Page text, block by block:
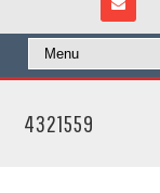
4321559